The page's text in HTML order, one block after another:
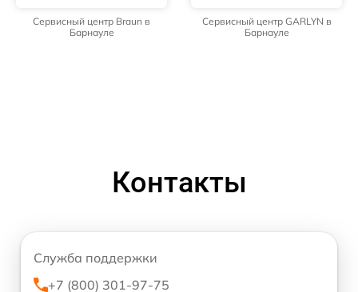
Сервисный центр Braun в
Барнауле
Сервисный центр GARLYN в
Барнауле
Контакты
Служба поддержки
+7 (800) 301-97-75